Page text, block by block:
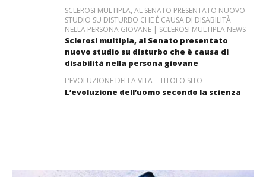
SCLEROSI MULTIPLA, AL SENATO PRESENTATO NUOVO
STUDIO SU DISTURBO CHE È CAUSA DI DISABILITÀ
NELLA PERSONA GIOVANE | SCLEROSI MULTIPLA NEWS
Sclerosi multipla, al Senato presentato
nuovo studio su disturbo che è causa di
disabilità nella persona giovane
L’EVOLUZIONE DELLA VITA – TITOLO SITO
L’evoluzione dell’uomo secondo la scienza